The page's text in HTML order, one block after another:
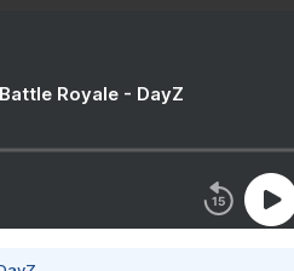
Royale - DayZ